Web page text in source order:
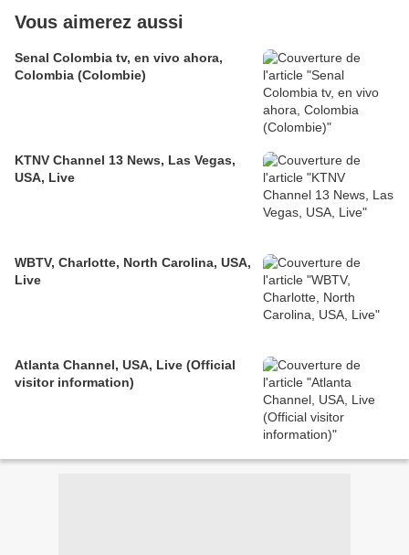
Vous aimerez aussi
Senal Colombia tv, en vivo ahora,
Colombia (Colombie)
KTNV Channel 13 News, Las Vegas,
USA, Live
WBTV, Charlotte, North Carolina, USA,
Live
Atlanta Channel, USA, Live (Official
visitor information)